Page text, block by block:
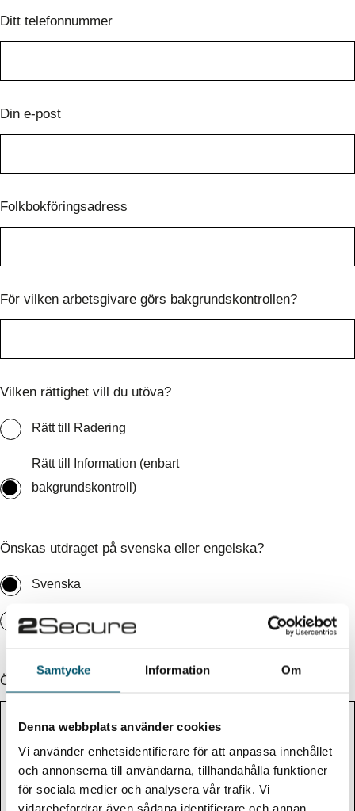
Samtycke Information Om
Denna webbplats använder cookies
Vi använder enhetsidentifierare för att anpassa innehållet
och annonserna till användarna, tillhandahålla funktioner
för sociala medier och analysera vår trafik. Vi
vidarebefordrar även sådana identifierare och annan
Ditt telefonnummer
Din e-post
Folkbokföringsadress
För vilken arbetsgivare görs bakgrundskontrollen?
Vilken rättighet vill du utöva?
Rätt till Radering
Rätt till Information (enbart
bakgrundskontroll)
Önskas utdraget på svenska eller engelska?
Svenska
Engelska
Övrig information (valfritt)